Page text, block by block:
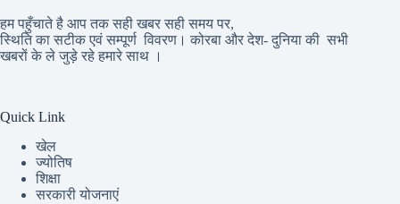
हम पहुँचाते है आप तक सही खबर सही समय पर,
स्थिति का सटीक एवं सम्पूर्ण विवरण। कोरबा और देश- दुनिया की सभी
खबरों के ले जुड़े रहे हमारे साथ ।
Quick Link
खेल
ज्योतिष
शिक्षा
सरकारी योजनाएं